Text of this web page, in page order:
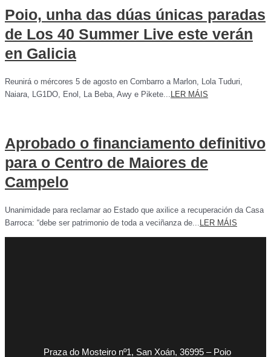
Poio, unha das dúas únicas paradas
de Los 40 Summer Live este verán
en Galicia
Reunirá o mércores 5 de agosto en Combarro a Marlon, Lola Tuduri,
Naiara, LG1DO, Enol, La Beba, Awy e Pikete... LER MÁIS
Aprobado o financiamento definitivo
para o Centro de Maiores de
Campelo
Unanimidade para reclamar ao Estado que axilice a recuperación da Casa
Barroca: “debe ser patrimonio de toda a veciñanza de... LER MÁIS
Praza do Mosteiro nº1, San Xoán, 36995 – Poio